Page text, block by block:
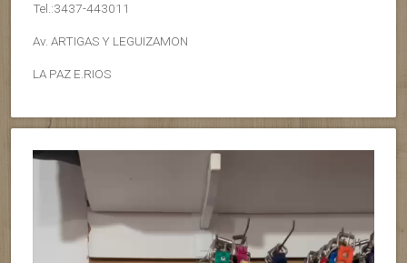
Tel.:3437-443011
Av. ARTIGAS Y LEGUIZAMON
LA PAZ E.RIOS
Reproductor